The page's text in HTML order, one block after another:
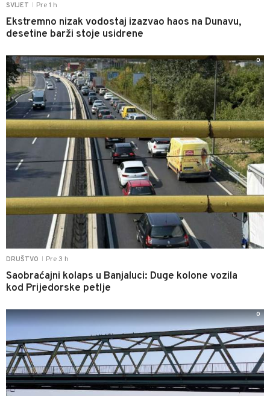
SVIJET Pre 1 h
Ekstremno nizak vodostaj izazvao haos na Dunavu,
desetine barži stoje usidrene
DRUŠTVO Pre 3 h
Saobraćajni kolaps u Banjaluci: Duge kolone vozila
kod Prijedorske petlje
0
0